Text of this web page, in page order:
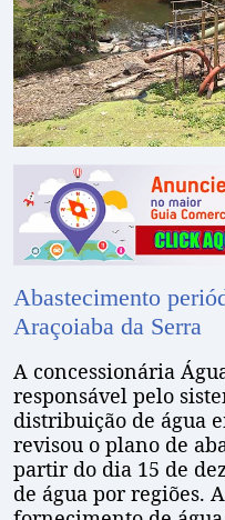
Abastecimento
Araçoiaba da Serra
A concessionária
responsável pelo
distribuição de água
revisou o plano de
partir do dia 15 de
de água por regiões.